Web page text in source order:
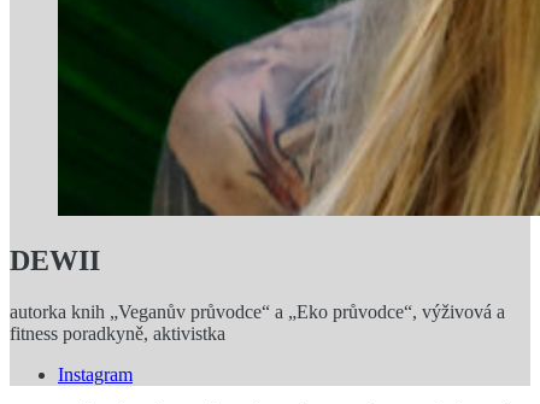
DEWII
autorka knih „Veganův průvodce“ a „Eko průvodce“, výživová a
fitness poradkyně, aktivistka
Instagram